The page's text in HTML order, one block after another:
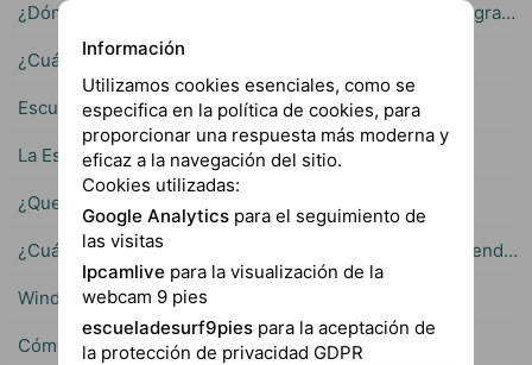
¿Dónde surfear cuando las olas en El Palmar son muy grandes?
¿Cuál es la edad ideal para iniciar en el Surf?
Escuela especializada en cursos de surf para niños
La Escuela de Surf con mas experiencia en El Palmar
¿Que hora es mejor para surfear en El Palmar?
¿Cuántos días de clases de surf se necesitan para aprender?
Windguru El Palmar de Vejer
Cómo leer las previsiónes de Windguru
Información
Utilizamos cookies esenciales, como se
especifica en la política de cookies, para
proporcionar una respuesta más moderna y
eficaz a la navegación del sitio.
Cookies utilizadas:
Google Analytics para el seguimiento de
las visitas
Ipcamlive para la visualización de la
webcam 9 pies
escueladesurf9pies para la aceptación de
la protección de privacidad GDPR